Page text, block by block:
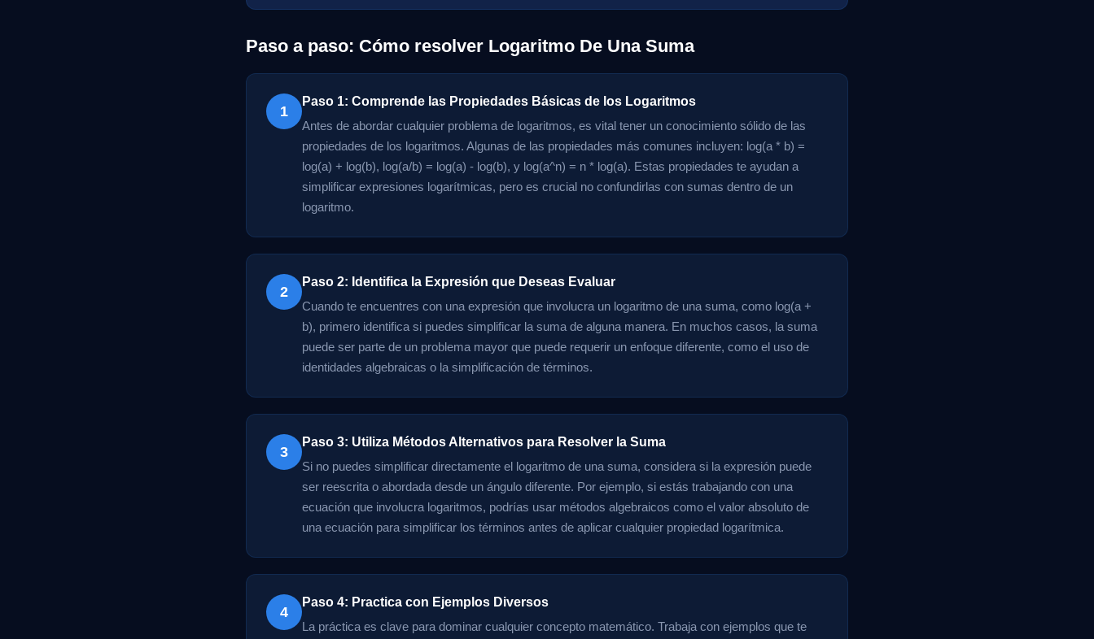
Paso a paso: Cómo resolver Logaritmo De Una Suma
1
Paso 1: Comprende las Propiedades Básicas de los Logaritmos
Antes de abordar cualquier problema de logaritmos, es vital tener un conocimiento sólido de las
propiedades de los logaritmos. Algunas de las propiedades más comunes incluyen: log(a * b) =
log(a) + log(b), log(a/b) = log(a) - log(b), y log(a^n) = n * log(a). Estas propiedades te ayudan a
simplificar expresiones logarítmicas, pero es crucial no confundirlas con sumas dentro de un
logaritmo.
2
Paso 2: Identifica la Expresión que Deseas Evaluar
Cuando te encuentres con una expresión que involucra un logaritmo de una suma, como log(a +
b), primero identifica si puedes simplificar la suma de alguna manera. En muchos casos, la suma
puede ser parte de un problema mayor que puede requerir un enfoque diferente, como el uso de
identidades algebraicas o la simplificación de términos.
3
Paso 3: Utiliza Métodos Alternativos para Resolver la Suma
Si no puedes simplificar directamente el logaritmo de una suma, considera si la expresión puede
ser reescrita o abordada desde un ángulo diferente. Por ejemplo, si estás trabajando con una
ecuación que involucra logaritmos, podrías usar métodos algebraicos como el valor absoluto de
una ecuación para simplificar los términos antes de aplicar cualquier propiedad logarítmica.
4
Paso 4: Practica con Ejemplos Diversos
La práctica es clave para dominar cualquier concepto matemático. Trabaja con ejemplos que te